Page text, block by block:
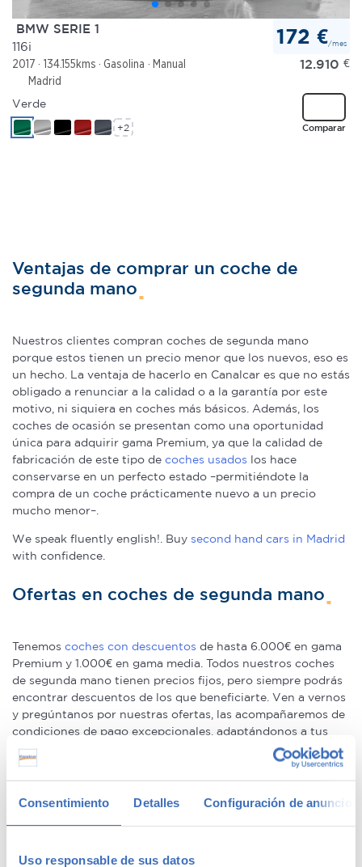
Consentimiento Detalles Configuración de anuncios
Uso responsable de sus datos
BMW SERIE 1
116i
2017 134.155kms Gasolina
Manual
Madrid
172 €/mes
12.910 €
Comparar
Verde
+2
Ventajas de comprar un coche de
segunda mano
Nuestros clientes compran coches de segunda mano
porque estos tienen un precio menor que los nuevos, eso es
un hecho. La ventaja de hacerlo en Canalcar es que no estás
obligado a renunciar a la calidad o a la garantía por este
motivo, ni siquiera en coches más básicos. Además, los
coches de ocasión se presentan como una oportunidad
única para adquirir gama Premium, ya que la calidad de
fabricación de este tipo de coches usados los hace
conservarse en un perfecto estado –permitiéndote la
compra de un coche prácticamente nuevo a un precio
mucho menor–.
We speak fluently english!. Buy second hand cars in Madrid
with confidence.
Ofertas en coches de segunda mano
Tenemos coches con descuentos de hasta 6.000€ en gama
Premium y 1.000€ en gama media. Todos nuestros coches
de segunda mano tienen precios fijos, pero siempre podrás
encontrar descuentos de los que beneficiarte. Ven a vernos
y pregúntanos por nuestras ofertas, las acompañaremos de
condiciones de pago excepcionales, adaptándonos a tus
necesidades. Además, aceptamos tu coche a cambio.
Coches de ocasión con garantía
mayor calidad, ya que nuestros vehículos pasan el más